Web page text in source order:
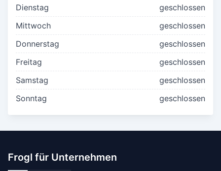
Dienstag
geschlossen
Mittwoch
geschlossen
Donnerstag
geschlossen
Freitag
geschlossen
Samstag
geschlossen
Sonntag
geschlossen
Frogl für Unternehmen